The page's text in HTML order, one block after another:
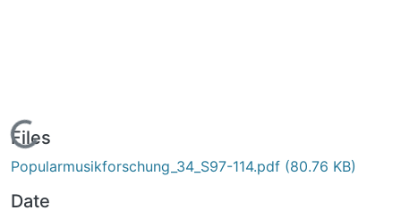
Loading...
Files
Popularmusikforschung_34_S97-114.pdf (80.76 KB)
Date